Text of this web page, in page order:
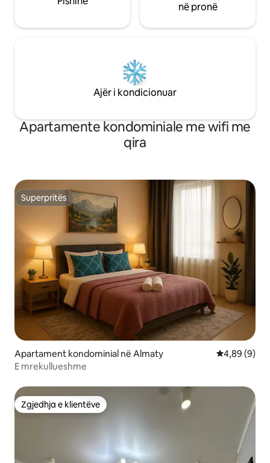
në pronë
Ajër i kondicionuar
Apartamente kondominiale me wifi me
qira
Superpritës
Superpritës
Apartament kondominial në Almaty Vlerësimi
4,89 (9)
E mrekullueshme
Zgjedhja e klientëve
Zgjedhja e klientëve